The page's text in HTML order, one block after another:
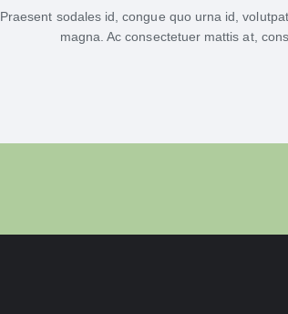
Praesent sodales id, congue quo urna id,
magna. Ac consectetuer mattis at,